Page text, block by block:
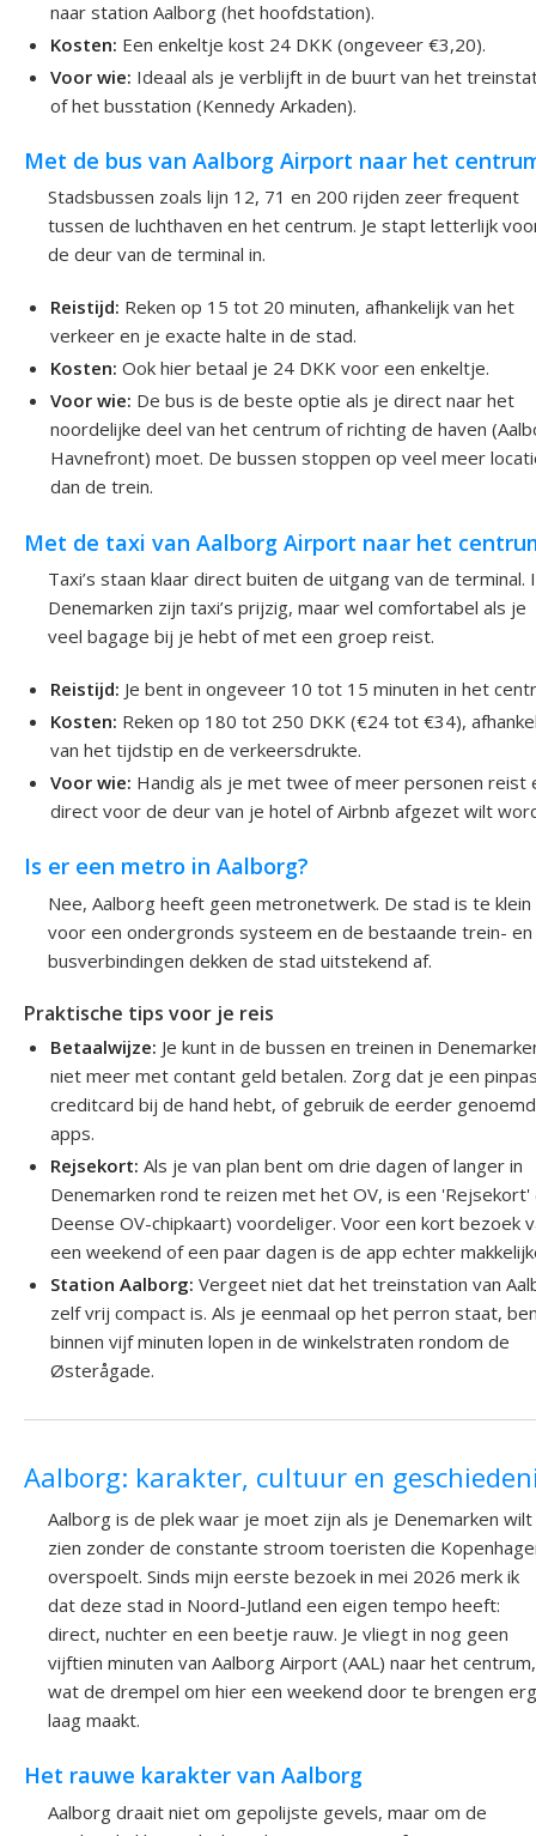
naar station Aalborg (het hoofdstation).
Kosten: Een enkeltje kost 24 DKK (ongeveer €3,20).
Voor wie: Ideaal als je verblijft in de buurt van het
of het busstation (Kennedy Arkaden).
Met de bus van Aalborg Airport naar het
Stadsbussen zoals lijn 12, 71 en 200 rijden zeer frequent
tussen de luchthaven en het centrum. Je stapt letterlijk
de deur van de terminal in.
Reistijd: Reken op 15 tot 20 minuten, afhankelijk van het
verkeer en je exacte halte in de stad.
Kosten: Ook hier betaal je 24 DKK voor een enkeltje.
Voor wie: De bus is de beste optie als je direct naar het
noordelijke deel van het centrum of richting de haven
Havnefront) moet. De bussen stoppen op veel meer
dan de trein.
Met de taxi van Aalborg Airport naar het
Taxi’s staan klaar direct buiten de uitgang van de terminal.
Denemarken zijn taxi’s prijzig, maar wel comfortabel als je
veel bagage bij je hebt of met een groep reist.
Reistijd: Je bent in ongeveer 10 tot 15 minuten in het
Kosten: Reken op 180 tot 250 DKK (€24 tot €34),
van het tijdstip en de verkeersdrukte.
Voor wie: Handig als je met twee of meer personen reist
direct voor de deur van je hotel of Airbnb afgezet wilt
Is er een metro in Aalborg?
Nee, Aalborg heeft geen metronetwerk. De stad is te klein
voor een ondergronds systeem en de bestaande trein- en
busverbindingen dekken de stad uitstekend af.
Praktische tips voor je reis
Betaalwijze: Je kunt in de bussen en treinen in
niet meer met contant geld betalen. Zorg dat je een
creditcard bij de hand hebt, of gebruik de eerder
apps.
Rejsekort: Als je van plan bent om drie dagen of langer in
Denemarken rond te reizen met het OV, is een 'Rejsekort'
Deense OV-chipkaart) voordeliger. Voor een kort bezoek
een weekend of een paar dagen is de app echter
Station Aalborg: Vergeet niet dat het treinstation van
zelf vrij compact is. Als je eenmaal op het perron staat,
binnen vijf minuten lopen in de winkelstraten rondom de
Østerågade.
Aalborg: karakter, cultuur en
Aalborg is de plek waar je moet zijn als je Denemarken wilt
zien zonder de constante stroom toeristen die
overspoelt. Sinds mijn eerste bezoek in mei 2026 merk ik
dat deze stad in Noord-Jutland een eigen tempo heeft:
direct, nuchter en een beetje rauw. Je vliegt in nog geen
vijftien minuten van Aalborg Airport (AAL) naar het centrum,
wat de drempel om hier een weekend door te brengen erg
laag maakt.
Het rauwe karakter van Aalborg
Aalborg draait niet om gepolijste gevels, maar om de